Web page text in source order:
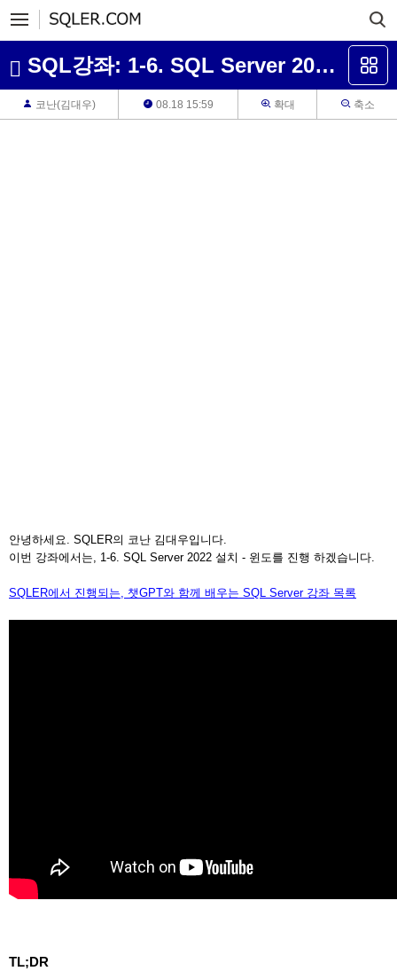
SQL강좌: 1-6. SQL Server 2022 설치 - 윈도
코난(김대우) 08.18 15:59 확대 축소
안녕하세요. SQLER의 코난 김대우입니다.
이번 강좌에서는, 1-6. SQL Server 2022 설치 - 윈도를 진행 하겠습니다.
SQLER에서 진행되는, 챗GPT와 함께 배우는 SQL Server 강좌 목록
TL;DR